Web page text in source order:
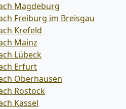
Magdeburg
Freiburg im Breisgau
Krefeld
Mainz
Lübeck
Erfurt
Oberhausen
Rostock
Kassel